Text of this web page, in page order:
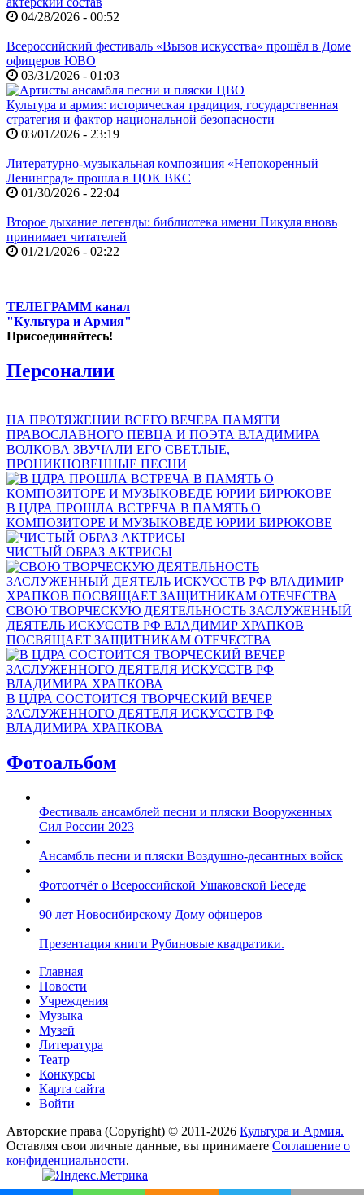
04/28/2026 - 00:52
Всероссийский фестиваль «Вызов искусства» прошёл в Доме
офицеров ЮВО
03/31/2026 - 01:03
Культура и армия: историческая традиция, государственная
стратегия и фактор национальной безопасности
03/01/2026 - 23:19
Литературно-музыкальная композиция «Непокоренный
Ленинград» прошла в ЦОК ВКС
01/30/2026 - 22:04
Второе дыхание легенды: библиотека имени Пикуля вновь
принимает читателей
01/21/2026 - 02:22
ТЕЛЕГРАММ канал
"Культура и Армия"
Присоединяйтесь!
Персоналии
НА ПРОТЯЖЕНИИ ВСЕГО ВЕЧЕРА ПАМЯТИ
ПРАВОСЛАВНОГО ПЕВЦА И ПОЭТА ВЛАДИМИРА
ВОЛКОВА ЗВУЧАЛИ ЕГО СВЕТЛЫЕ,
ПРОНИКНОВЕННЫЕ ПЕСНИ
В ЦДРА ПРОШЛА ВСТРЕЧА В ПАМЯТЬ О
КОМПОЗИТОРЕ И МУЗЫКОВЕДЕ ЮРИИ БИРЮКОВЕ
ЧИСТЫЙ ОБРАЗ АКТРИСЫ
СВОЮ ТВОРЧЕСКУЮ ДЕЯТЕЛЬНОСТЬ ЗАСЛУЖЕННЫЙ
ДЕЯТЕЛЬ ИСКУССТВ РФ ВЛАДИМИР ХРАПКОВ
ПОСВЯЩАЕТ ЗАЩИТНИКАМ ОТЕЧЕСТВА
В ЦДРА СОСТОИТСЯ ТВОРЧЕСКИЙ ВЕЧЕР
ЗАСЛУЖЕННОГО ДЕЯТЕЛЯ ИСКУССТВ РФ
ВЛАДИМИРА ХРАПКОВА
Фотоальбом
Фестиваль ансамблей песни и пляски Вооруженных
Сил России 2023
Ансамбль песни и пляски Воздушно-десантных войск
Фотоотчёт о Всероссийской Ушаковской Беседе
90 лет Новосибирскому Дому офицеров
Презентация книги Рубиновые квадратики.
Главная
Новости
Учреждения
Музыка
Музей
Литература
Театр
Конкурсы
Карта сайта
Войти
Авторские права (Copyright) © 2011-2026 Культура и Армия.
Оставляя свои личные данные, вы принимаете Соглашение о
конфиденциальности.